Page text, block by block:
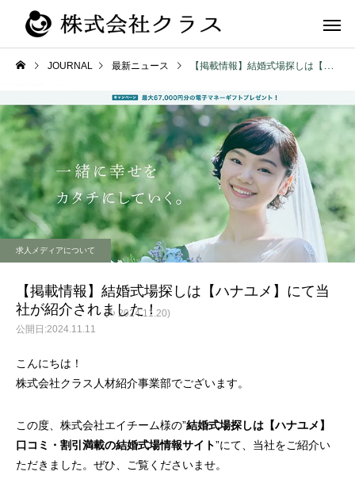
新卒
第二新卒・メ
ラス
JOURNAL 最新ニュース 【掲載情報】結婚式場探しは【ハナユメ】にて当社が紹介されました！
求人メディアについて
【掲載情報】結婚式場探しは【ハナユメ】にて当
社が紹介されました！
2024.11.11
(↻ 2024.11.20)
こんにちは！
株式会社クラス人材紹介事業部でございます。
この度、株式会社エイチーム様の”結婚式場探しは【ハナユメ】
口コミ・割引満載の結婚式場情報サイト”にて、当社をご紹介い
ただきました。ぜひ、ご覧くださいませ。